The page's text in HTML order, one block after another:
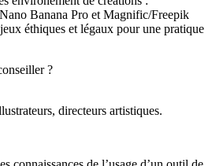
Banana Pro et Magnific/Freepik
éthiques et légaux pour une pratique
?
directeurs artistiques.